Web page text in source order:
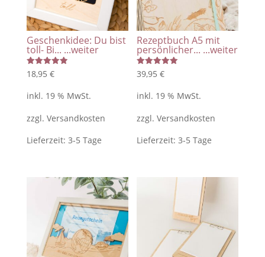
Geschenkidee: Du bist
toll- Bi... ...weiter
Bewertet
mit
von 5
18,95 €
inkl. 19 % MwSt.
zzgl. Versandkosten
Lieferzeit: 3-5 Tage
Rezeptbuch A5 mit
persönlicher... ...weiter
Bewertet
mit
von 5
39,95€
inkl. 19 % MwSt.
zzgl.Versandkosten
Lieferzeit:3-5 Tage